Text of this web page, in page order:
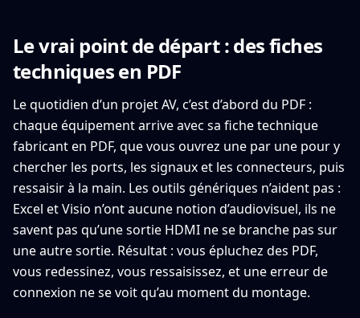
Le vrai point de départ : des fiches
techniques en PDF
Le quotidien d’un projet AV, c’est d’abord du PDF :
chaque équipement arrive avec sa fiche technique
fabricant en PDF, que vous ouvrez une par une pour y
chercher les ports, les signaux et les connecteurs, puis
ressaisir à la main. Les outils génériques n’aident pas :
Excel et Visio n’ont aucune notion d’audiovisuel, ils ne
savent pas qu’une sortie HDMI ne se branche pas sur
une autre sortie. Résultat : vous épluchez des PDF,
vous redessinez, vous ressaisissez, et une erreur de
connexion ne se voit qu’au moment du montage.